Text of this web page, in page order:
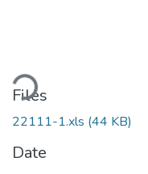
Files
22111-1.xls (44 KB)
Date